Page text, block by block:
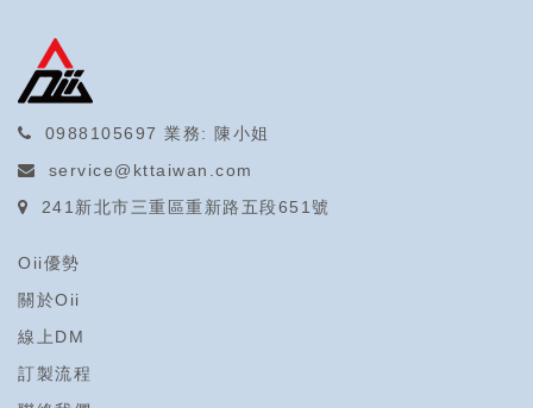
0988105697 業務: 陳小姐
service@kttaiwan.com
241新北市三重區重新路五段651號
Oii優勢
關於Oii
線上DM
訂製流程